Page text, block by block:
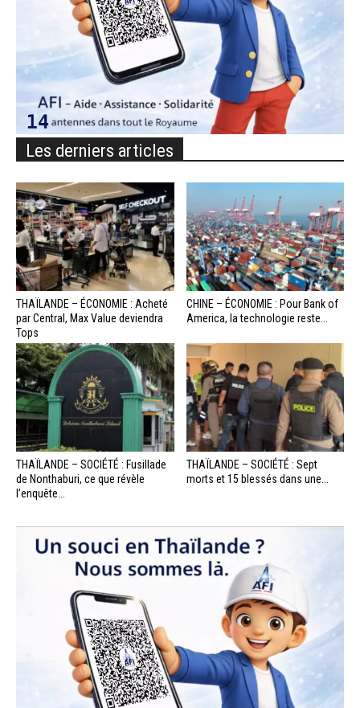
Les derniers articles
THAÏLANDE – ÉCONOMIE : Acheté
par Central, Max Value deviendra
Tops
CHINE – ÉCONOMIE : Pour Bank of
America, la technologie reste...
THAÏLANDE – SOCIÉTÉ : Fusillade
de Nonthaburi, ce que révèle
l’enquête...
THAÏLANDE – SOCIÉTÉ : Sept
morts et 15 blessés dans une...